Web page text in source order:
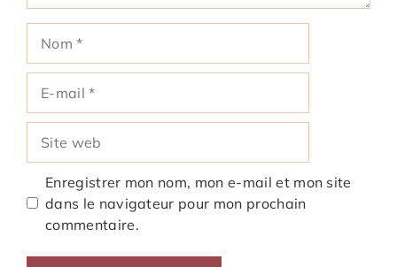
mail
web
Enregistrer mon nom, mon e-mail et mon site
dans le navigateur pour mon prochain
commentaire.